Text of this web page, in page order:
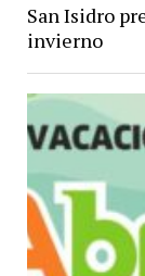
San Isidro
invierno